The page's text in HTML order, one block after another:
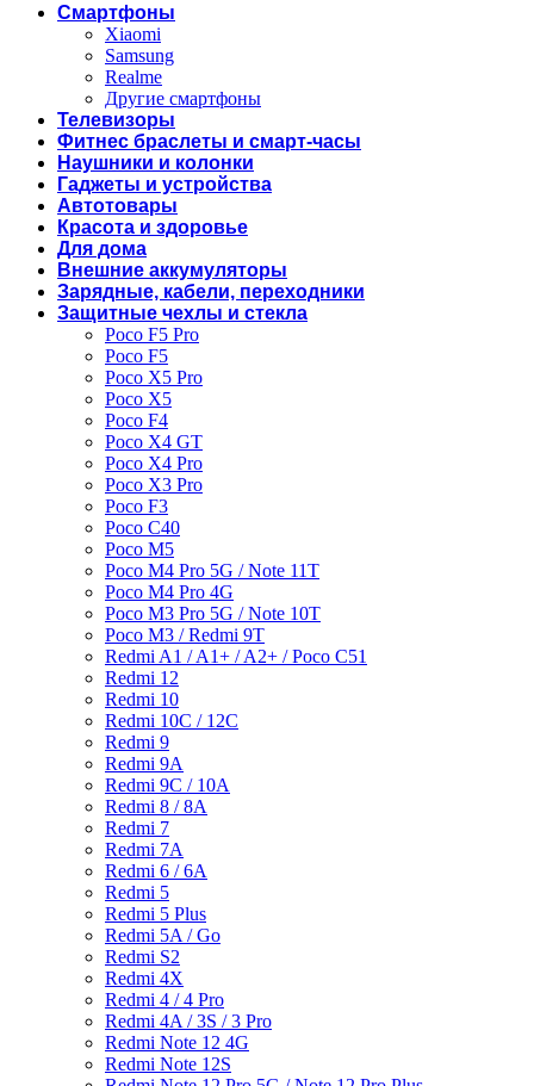
Смартфоны
Xiaomi
Samsung
Realme
Другие смартфоны
Телевизоры
Фитнес браслеты и смарт-часы
Наушники и колонки
Гаджеты и устройства
Автотовары
Красота и здоровье
Для дома
Внешние аккумуляторы
Зарядные, кабели, переходники
Защитные чехлы и стекла
Poco F5 Pro
Poco F5
Poco X5 Pro
Poco X5
Poco F4
Poco X4 GT
Poco X4 Pro
Poco X3 Pro
Poco F3
Poco C40
Poco M5
Poco M4 Pro 5G / Note 11T
Poco M4 Pro 4G
Poco M3 Pro 5G / Note 10T
Poco M3 / Redmi 9T
Redmi A1 / A1+ / A2+ / Poco C51
Redmi 12
Redmi 10
Redmi 10C / 12C
Redmi 9
Redmi 9A
Redmi 9C / 10A
Redmi 8 / 8A
Redmi 7
Redmi 7A
Redmi 6 / 6A
Redmi 5
Redmi 5 Plus
Redmi 5A / Go
Redmi S2
Redmi 4X
Redmi 4 / 4 Pro
Redmi 4A / 3S / 3 Pro
Redmi Note 12 4G
Redmi Note 12S